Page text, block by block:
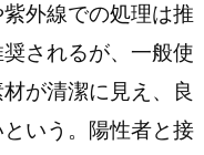
外線での処理は推
されるが、一般使
が清潔に見え、良
いう。陽性者と接